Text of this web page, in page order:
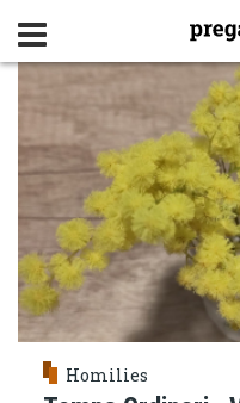
contingut
Cercador
Homilies